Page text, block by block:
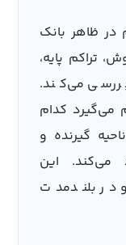
ظاهر بانک
تراکم پایه،
می‌کند.
کدام
گیرنده و
می‌کند. این
در بلندمدت